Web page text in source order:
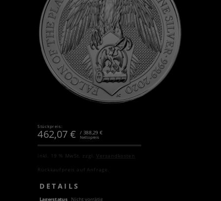
Stückpreis:
462,07€ / 388,29 €
Nettopreis
inkl. 19 % MwSt. zzgl.Versandkosten
Rückkaufpreis auf Anfrage.
DETAILS
Lagerstatus Nicht vorrätig